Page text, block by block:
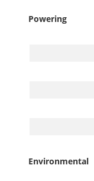
Powering
Environmental